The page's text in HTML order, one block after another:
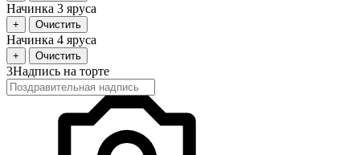
Начинка 3 яруса
+ Очистить
Начинка 4 яруса
+ Очистить
3Надпись на торте